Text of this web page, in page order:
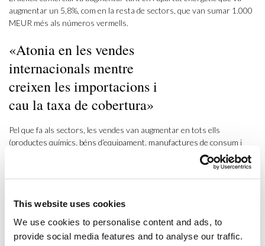
This website uses cookies
We use cookies to personalise content and ads, to
provide social media features and to analyse our traffic.
augmentar un 5,8%, com en la resta de sectors, que van sumar 1.000
MEUR més als números vermells.
«Atonia en les vendes
internacionals mentre
creixen les importacions i
cau la taxa de cobertura»
Pel que fa als sectors, les vendes van augmentar en tots ells
(productes químics, béns d’equipament, manufactures de consum i
l’automoció, que
No és estrany, doncs,
que algunes de les factories implantades a Catalunya, com la de
reducció de producció (que ja ha minvat en els darrers temps) i, en
conseqüència, de treballadors.
Per àrees geogràfiques, la Unió Europea continua concentrant bona